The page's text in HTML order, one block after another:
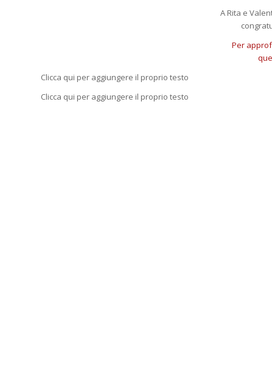
A Rita e
Per
Clicca qui per aggiungere il proprio testo
Clicca qui per aggiungere il proprio testo